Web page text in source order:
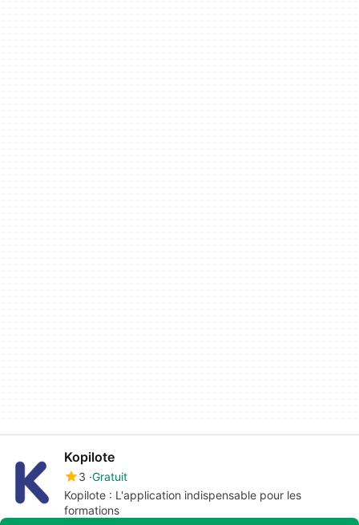
Kopilote
3 Gratuit
Kopilote : L'application indispensable pour les
formations